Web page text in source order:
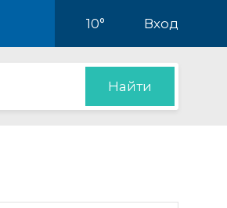
10° Вход
Найти